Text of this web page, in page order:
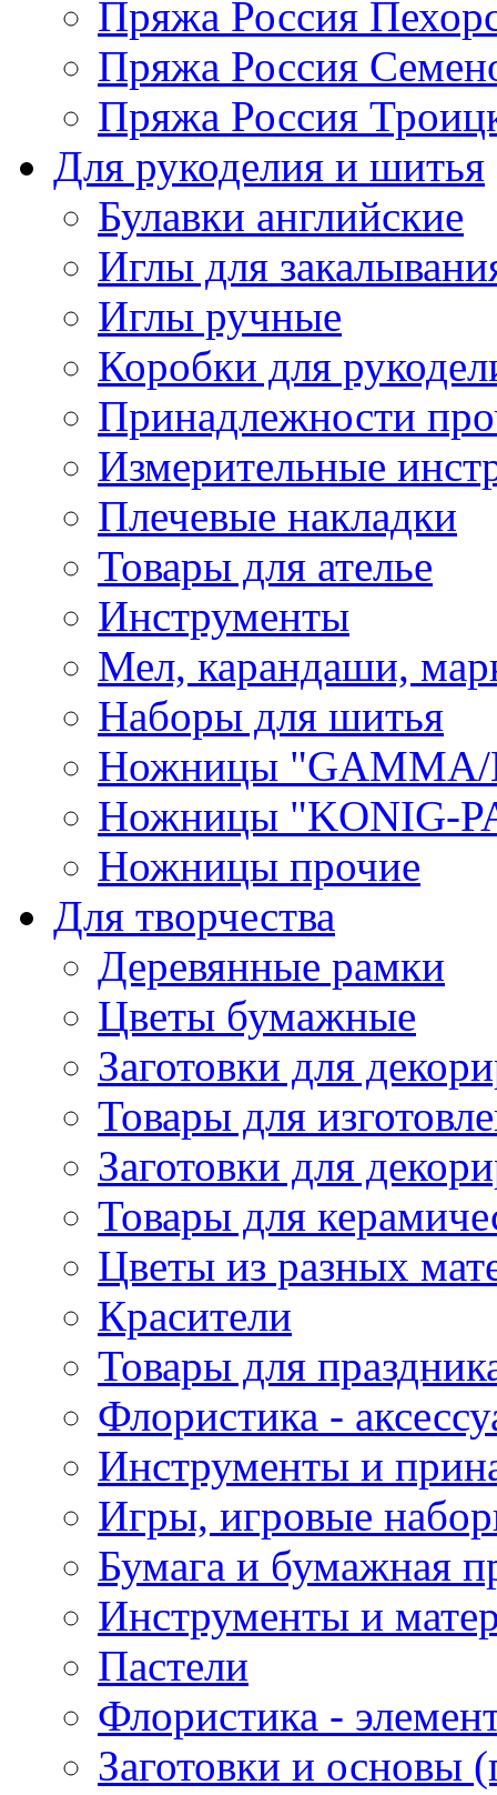
Пряжа Россия
Пряжа Россия
Пряжа Россия
Для рукоделия и шитья
Булавки английские
Иглы для
Иглы ручные
Коробки для
Принадлежности
Измерительные
Плечевые накладки
Товары для ателье
Инструменты
Мел, карандаши,
Наборы для шитья
Ножницы "GAMMA/
Ножницы "KONIG-
Ножницы прочие
Для творчества
Деревянные рамки
Цветы бумажные
Заготовки для
Товары для
Заготовки для
Товары для
Цветы из разных
Красители
Товары для
Флористика -
Инструменты и
Игры, игровые
Бумага и бумажная
Инструменты и
Пастели
Флористика -
Заготовки и основы